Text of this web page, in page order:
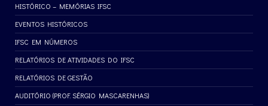
HISTÓRICO – MEMÓRIAS IFSC
EVENTOS HISTÓRICOS
IFSC EM NÚMEROS
RELATÓRIOS DE ATIVIDADES DO IFSC
RELATÓRIOS DE GESTÃO
AUDITÓRIO (PROF. SÉRGIO MASCARENHAS)